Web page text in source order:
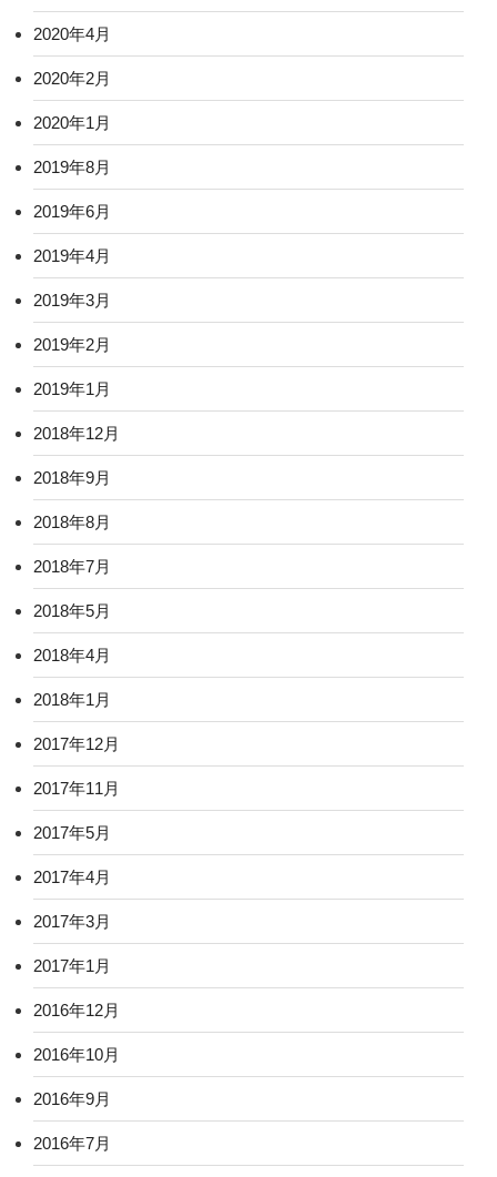
2020年4月
2020年2月
2020年1月
2019年8月
2019年6月
2019年4月
2019年3月
2019年2月
2019年1月
2018年12月
2018年9月
2018年8月
2018年7月
2018年5月
2018年4月
2018年1月
2017年12月
2017年11月
2017年5月
2017年4月
2017年3月
2017年1月
2016年12月
2016年10月
2016年9月
2016年7月